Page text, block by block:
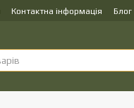
Контактна інформація Блог